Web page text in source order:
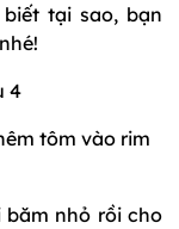
tại sao, bạn
tôm vào rim
nhỏ rồi cho